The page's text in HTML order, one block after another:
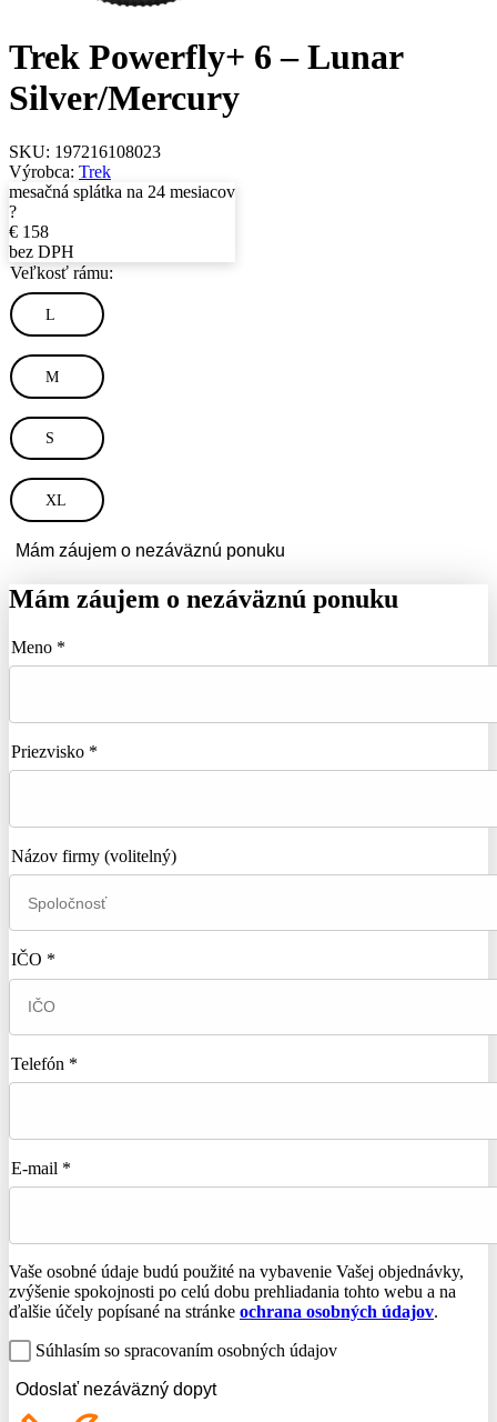
Trek Powerfly+ 6 – Lunar
Silver/Mercury
SKU: 197216108023
Výrobca: Trek
mesačná splátka na 24 mesiacov
?
€ 158
bez DPH
Veľkosť rámu:
L
M
S
XL
Mám záujem o nezáväznú ponuku
Mám záujem o nezáväznú ponuku
Meno *
Priezvisko *
Názov firmy (volitelný)
IČO *
Telefón *
E-mail *
Vaše osobné údaje budú použité na vybavenie Vašej objednávky,
zvýšenie spokojnosti po celú dobu prehliadania tohto webu a na
ďalšie účely popísané na stránke ochrana osobných údajov.
Súhlasím so spracovaním osobných údajov
Odoslať nezáväzný dopyt